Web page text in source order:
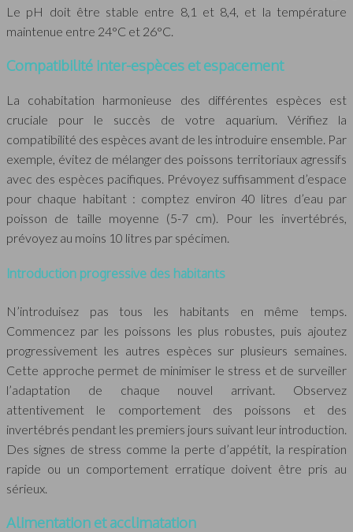
Le pH doit être stable entre 8,1 et 8,4, et la température
maintenue entre 24°C et 26°C.
Compatibilité inter-espèces et espacement
La cohabitation harmonieuse des différentes espèces est
cruciale pour le succès de votre aquarium. Vérifiez la
compatibilité des espèces avant de les introduire ensemble. Par
exemple, évitez de mélanger des poissons territoriaux agressifs
avec des espèces pacifiques. Prévoyez suffisamment d’espace
pour chaque habitant : comptez environ 40 litres d’eau par
poisson de taille moyenne (5-7 cm). Pour les invertébrés,
prévoyez au moins 10 litres par spécimen.
Introduction progressive des habitants
N’introduisez pas tous les habitants en même temps.
Commencez par les poissons les plus robustes, puis ajoutez
progressivement les autres espèces sur plusieurs semaines.
Cette approche permet de minimiser le stress et de surveiller
l’adaptation de chaque nouvel arrivant. Observez
attentivement le comportement des poissons et des
invertébrés pendant les premiers jours suivant leur introduction.
Des signes de stress comme la perte d’appétit, la respiration
rapide ou un comportement erratique doivent être pris au
sérieux.
Alimentation et acclimatation